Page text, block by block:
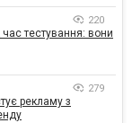
220
тестування: вони
279
рекламу з